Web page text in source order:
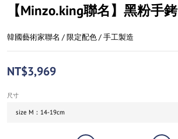
【Minzo.king聯名】黑粉手銬
韓國藝術家聯名 / 限定配色 / 手工製造
NT$3,969
尺寸